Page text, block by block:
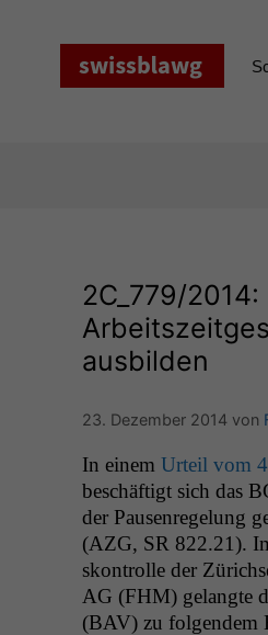
2C_779/2014:
ausbilden
23. Dezember 2014 von
In einem Urteil vom
beschäftigt sich das
der Pausen­regelung
(AZG, SR 822.21).
skon­trolle der
AG (FHM) gelangte
(BAV) zu fol­gen­dem